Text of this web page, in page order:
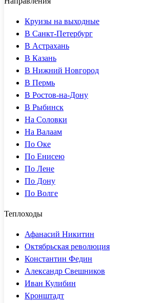
Круизы на выходные
В Санкт-Петербург
В Астрахань
В Казань
В Нижний Новгород
В Пермь
В Ростов-на-Дону
В Рыбинск
На Соловки
На Валаам
По Оке
По Енисею
По Лене
По Дону
По Волге
Теплоходы
Афанасий Никитин
Октябрьская революция
Константин Федин
Александр Свешников
Иван Кулибин
Кронштадт